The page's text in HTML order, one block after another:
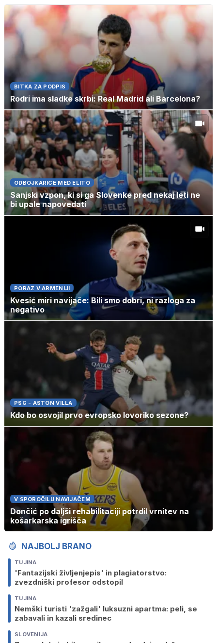
BITKA ZA PODPIS
Rodri ima sladke skrbi: Real Madrid ali Barcelona?
ODBOJKARICE MED ELITO
Sanjski vzpon, ki si ga Slovenke pred nekaj leti ne
bi upale napovedati
PORAZ V ARMENIJI
Kvesić miri navijače: Bili smo dobri, ni razloga za
negativo
PSG - ASTON VILLA
Kdo bo osvojil prvo evropsko lovoriko sezone?
V SPOROČILU NAVIJAČEM
Dončić po daljši rehabilitaciji potrdil vrnitev na
košarkarska igrišča
NAJBOLJ BRANO
TUJINA
'Fantazijski življenjepis' in plagiatorstvo:
zvezdniški profesor odstopil
TUJINA
Nemški turisti 'zažgali' luksuzni apartma: peli, se
zabavali in kazali sredinec
SLOVENIJA